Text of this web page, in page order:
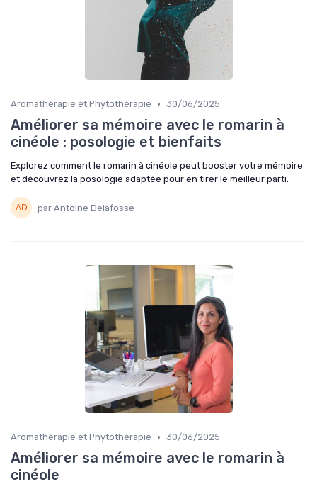
Aromathérapie et Phytothérapie • 30/06/2025
Améliorer sa mémoire avec le romarin à
cinéole : posologie et bienfaits
Explorez comment le romarin à cinéole peut booster votre mémoire
et découvrez la posologie adaptée pour en tirer le meilleur parti.
par Antoine Delafosse
Aromathérapie et Phytothérapie • 30/06/2025
Améliorer sa mémoire avec le romarin à
cinéole